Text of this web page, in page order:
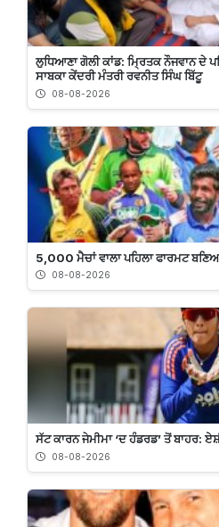
ਲੁਧਿਆਣਾ ਗੋਲੀ ਕਾਂਡ: ਮ੍ਰਿਤਕ ਨੌਜਵਾਨ ਦੇ
ਸਾਬਕਾ ਕੇਂਦਰੀ ਮੰਤਰੀ ਰਵਨੀਤ ਸਿੰਘ ਬਿੱਟੂ
08-08-2026
5,000 ਮੈਚਾਂ ਵਾਲਾ ਪਹਿਲਾ ਫਾਰਮਟ
08-08-2026
ਸੱਟ ਕਾਰਨ ਜੇਮੀਮਾ ‘ਦ ਹੰਡਰਡ’ ਤੋਂ ਬਾਹਰ:
08-08-2026